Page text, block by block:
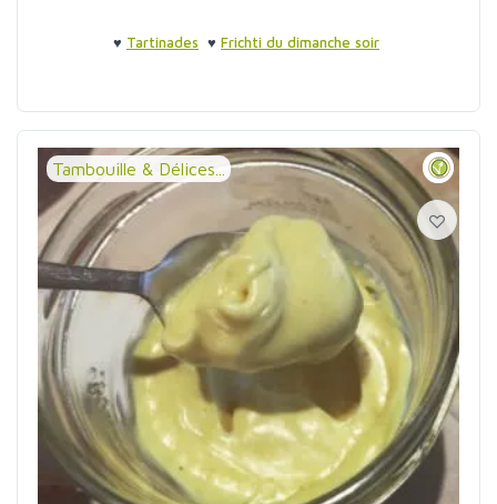
♥ Tartinades ♥ Frichti du dimanche soir
Tambouille & Délices...